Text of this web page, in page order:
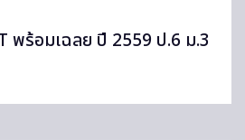
พร้อมเฉลย ปี 2559 ป.6 ม.3